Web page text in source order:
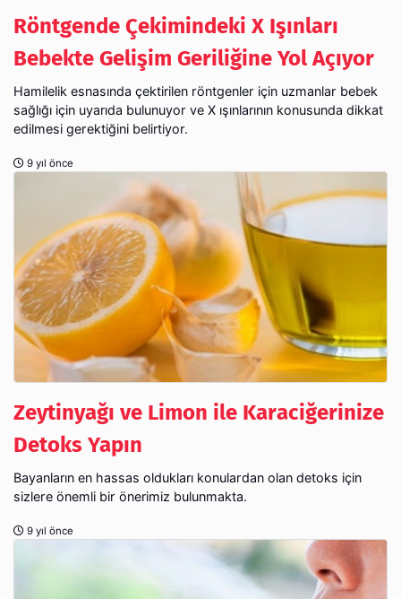
Röntgende Çekimindeki X Işınları
Bebekte Gelişim Geriliğine Yol Açıyor
Hamilelik esnasında çektirilen röntgenler için uzmanlar bebek
sağlığı için uyarıda bulunuyor ve X ışınlarının konusunda dikkat
edilmesi gerektiğini belirtiyor.
9 yıl önce
Zeytinyağı ve Limon ile Karaciğerinize
Detoks Yapın
Bayanların en hassas oldukları konulardan olan detoks için
sizlere önemli bir önerimiz bulunmakta.
9 yıl önce